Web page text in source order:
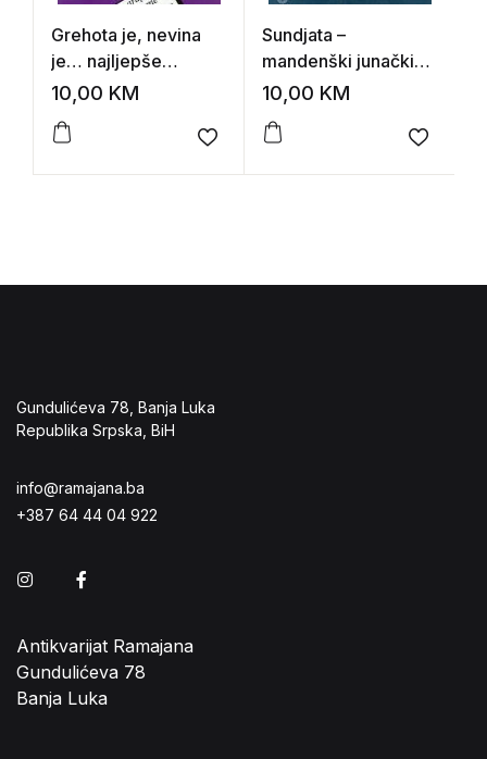
Grehota je, nevina
je… najljepše
arapske ljubavne
10,00 KM
Add to wishlist
Sundjata –
mandenški junački
spev
10,00 KM
Add to
Gundulićeva 78, Banja Luka
Republika Srpska, BiH
info@ramajana.ba
+387 64 44 04 922
Instagram
Antikvarijat Ramajana
Gundulićeva 78
Banja Luka